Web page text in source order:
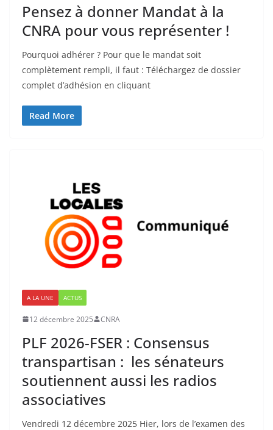
Pensez à donner Mandat à la
CNRA pour vous représenter !
Pourquoi adhérer ? Pour que le mandat soit
complètement rempli, il faut : Téléchargez de dossier
complet d’adhésion en cliquant
Read More
A LA UNE ACTUS
12 décembre 2025 CNRA
PLF 2026-FSER : Consensus
transpartisan : les sénateurs
soutiennent aussi les radios
associatives
Vendredi 12 décembre 2025 Hier, lors de l’examen des